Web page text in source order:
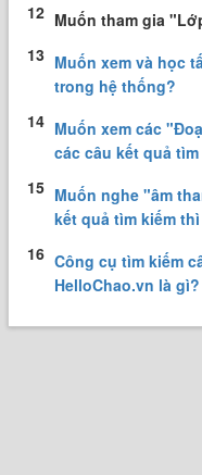
12 Muốn tham gia
13 Muốn xem và học
trong hệ thống?
14 Muốn xem các
các câu kết quả
15 Muốn nghe "âm
kết quả tìm kiếm
16 Công cụ tìm kiếm
HelloChao.vn là gì?